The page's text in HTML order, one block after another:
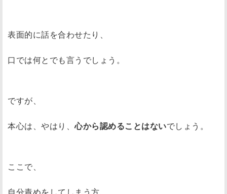
表面的に話を合わせたり、
口では何とでも言うでしょう。
ですが、
本心は、やはり、心から認めることはないでしょう。
ここで、
自分責めをしてしまう方、